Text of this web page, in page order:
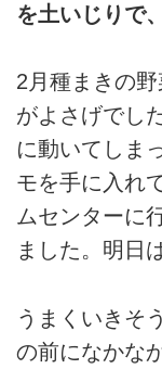
を土いじりで
2月種まきの
がよさげでし
に動いてしま
モを手に入れ
ムセンターに
ました。明日
うまくいきそ
の前になかな